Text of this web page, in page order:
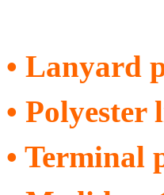
• Lanyard
• Polyester
• Terminal